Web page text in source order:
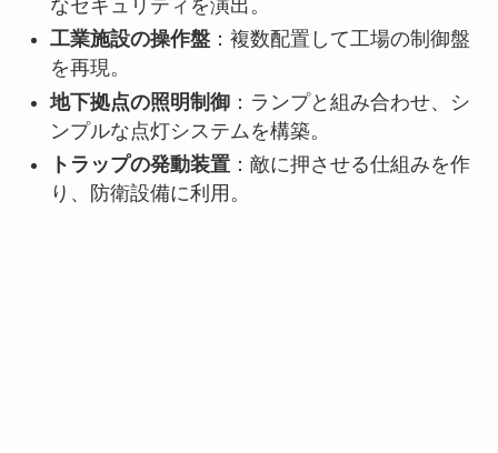
なセキュリティを演出。
工業施設の操作盤：複数配置して工場の制御盤
を再現。
地下拠点の照明制御：ランプと組み合わせ、シ
ンプルな点灯システムを構築。
トラップの発動装置：敵に押させる仕組みを作
り、防衛設備に利用。